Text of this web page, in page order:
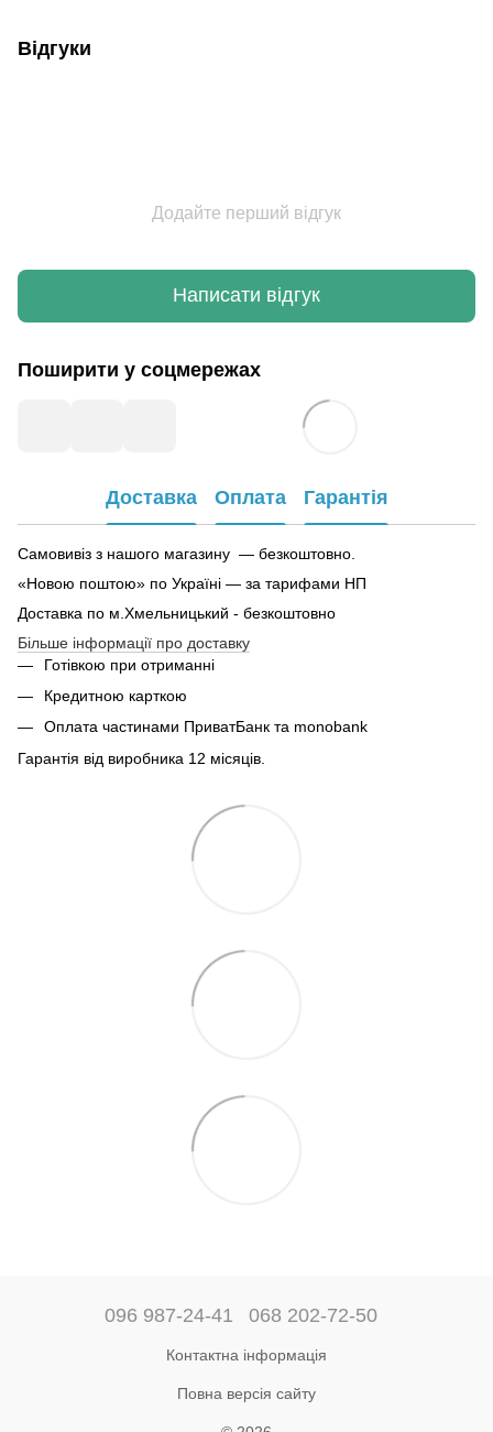
Відгуки
Додайте перший відгук
Написати відгук
Поширити у соцмережах
Доставка Оплата Гарантія
Самовивіз з нашого магазину — безкоштовно.
«Новою поштою» по Україні — за тарифами НП
Доставка по м.Хмельницький - безкоштовно
Більше інформації про доставку
Готівкою при отриманні
Кредитною карткою
Оплата частинами ПриватБанк та monobank
Гарантія від виробника 12 місяців.
096 987-24-41 068 202-72-50
Контактна інформація
Повна версія сайту